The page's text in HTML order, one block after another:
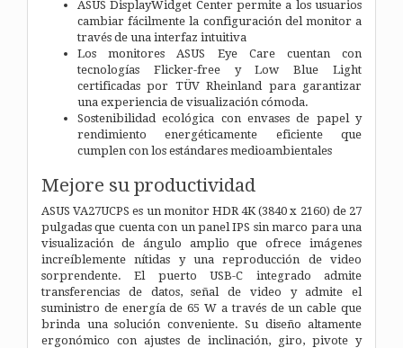
ASUS DisplayWidget Center permite a los usuarios
cambiar fácilmente la configuración del monitor a
través de una interfaz intuitiva
Los monitores ASUS Eye Care cuentan con
tecnologías Flicker-free y Low Blue Light
certificadas por TÜV Rheinland para garantizar
una experiencia de visualización cómoda.
Sostenibilidad ecológica con envases de papel y
rendimiento energéticamente eficiente que
cumplen con los estándares medioambientales
Mejore su productividad
ASUS VA27UCPS es un monitor HDR 4K (3840 x 2160) de 27
pulgadas que cuenta con un panel IPS sin marco para una
visualización de ángulo amplio que ofrece imágenes
increíblemente nítidas y una reproducción de video
sorprendente. El puerto USB-C integrado admite
transferencias de datos, señal de video y admite el
suministro de energía de 65 W a través de un cable que
brinda una solución conveniente. Su diseño altamente
ergonómico con ajustes de inclinación, giro, pivote y